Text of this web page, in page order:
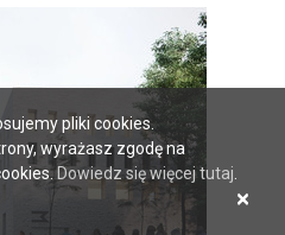
pliki cookies.
wyrażasz zgodę na
Dowiedz się więcej tutaj
×